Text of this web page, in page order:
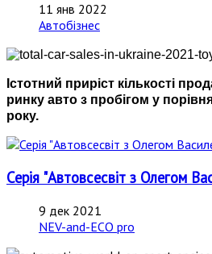
11 янв 2022
Автобізнес
Істотний приріст кількості
ринку авто з пробігом у
року.
Серія "Автовсесвіт з Олегом
9 дек 2021
NEV-and-ECO pro